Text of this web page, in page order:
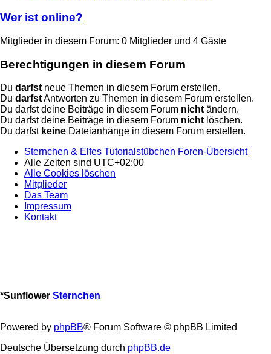
Wer ist online?
Mitglieder in diesem Forum: 0 Mitglieder und 4 Gäste
Berechtigungen in diesem Forum
Du darfstneue Themen in diesem Forum erstellen.
Du darfstAntworten zu Themen in diesem Forum erstellen.
Du darfst deine Beiträge in diesem Forum nichtändern.
Du darfst deine Beiträge in diesem Forum nichtlöschen.
Du darfst keine Dateianhänge in diesem Forum erstellen.
Sternchen & Elfes Tutorialstübchen Foren-Übersicht
Alle Zeiten sind UTC+02:00
Alle Cookies löschen
Mitglieder
Das Team
Impressum
Kontakt
*Sunflower Sternchen
Powered by phpBB® Forum Software © phpBB Limited
Deutsche Übersetzung durch phpBB.de